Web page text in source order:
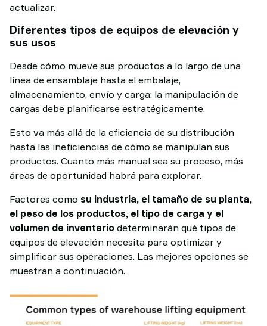
actualizar.
Diferentes tipos de equipos de elevación y
sus usos
Desde cómo mueve sus productos a lo largo de una
línea de ensamblaje hasta el embalaje,
almacenamiento, envío y carga: la manipulación de
cargas debe planificarse estratégicamente.
Esto va más allá de la eficiencia de su distribución
hasta las ineficiencias de cómo se manipulan sus
productos. Cuanto más manual sea su proceso, más
áreas de oportunidad habrá para explorar.
Factores como su industria, el tamaño de su planta,
el peso de los productos, el tipo de carga y el
volumen de inventario determinarán qué tipos de
equipos de elevación necesita para optimizar y
simplificar sus operaciones. Las mejores opciones se
muestran a continuación.